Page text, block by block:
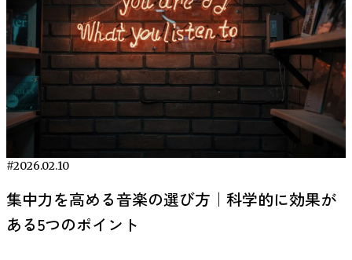
van Hooren, S., Moonen, X., & Stams, G. J. (2020). Effects of
music interventions on physiological and psychological stress
outcomes: A systematic review and meta-analysis. Health
Psychology Review, 14(2), 187–
224.https://pubmed.ncbi.nlm.nih.gov/31167611/ 音楽がストレ
スに関わる脳の働きに影響する仕組み 音楽がストレス反応
に影響を与える可能性については、脳の働きとの関係からも
研究が行われています。人間がストレスを感じたときには、
視床下部や扁桃体、海馬、前頭前野といった複数の脳領域が
どに関わる重要な部位です。 興味深いことに、音楽を聴い
たときにもこれらの脳領域が活動することが神経科学の研究
の効果は「脳を直接賢くする」というよりも、「気分や環境
を整えることで結果的に生産性へ影響する」と理解するのが
妥当です。 研究データから見る作業用BGMの効果 音楽と作
業パフォーマンスの関係については、肯定的な結果と否定的
な結果の両方が報告されています。 たとえば、
Lesiuk（2005）の研究では、ソフトウェア開発者を対象にし
た調査で、音楽を聴いているときの方が気分が良好で、自己
評価によるパフォーマンスが高かったと報告されています。
一方で、言語課題や記憶課題においては、歌詞付き音楽が成
Currie, 2014）。 総合的に見ると、 単純作業や反復作業では
プラスに働く場合がある 言語処理を伴う複雑な課題ではマ
in ADHD and non-ADHD children. Journal of Child Psychology
and Psychiatry, 48(8), 840–847.
https://acamh.onlinelibrary.wiley.com/doi/abs/10.1111/j.1469-
7610.2007.01749.x ADHDにおける覚醒レベルの特性 ADHDの研
究では、「覚醒水準（arousal）」という概念がよく扱われ
ます。覚醒水準とは、脳がどれくらい活動的な状態にあるか
という指標です。一般に、人は覚醒水準が低すぎても高すぎ
ても作業効率が下がり、ちょうどよいレベルにあるときに最
もパフォーマンスが安定するとされています。
Zentall（1975）は、ADHDの子どもはこの覚醒水準が低めに
出やすい可能性があり、そのため追加の刺激を求める行動が
生じるという「最適刺激理論」を提案しました。この理論は
にか眠ってしまった」「リラックスできた」と感じた経験は
ありませんか？実は音楽には脳や自律神経に働きかけて、睡
眠の入り口をスムーズにする作用があることが研究で分かっ
ています。ここでは、音楽がどのように睡眠に影響するのか
を、科学的根拠をもとに解説します。 音楽が脳と自律神経
に与える影響 音楽が睡眠に良い影響を与える大きな理由の
ひとつが、自律神経のバランスを整えることです。私たちの
体は、緊張状態のときに働く「交感神経」と、リラックス状
態のときに優位になる「副交感神経」で調整されています
れは体が覚醒状態から休息状態へ移行し、眠りに入る準備が
整うためです。 研究では、ゆったりとしたテンポの音楽を
#2026.02.10
集中力を高める音楽の選び方｜科学的に効果が
ある5つのポイント